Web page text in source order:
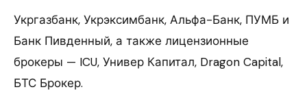
Укргазбанк, Укрэксимбанк, Альфа-Банк, ПУМБ и
Банк Пивденный, а также лицензионные
брокеры — ICU, Универ Капитал, Dragon Capital,
БТС Брокер.